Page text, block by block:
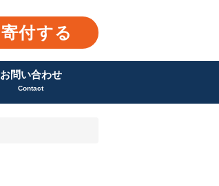
寄付する
お問い合わせ
Contact